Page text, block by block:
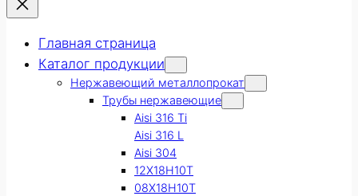
Главная страница
Каталог продукции
Нержавеющий металлопрокат
Трубы нержавеющие
Aisi 316 Ti
Aisi 316 L
Aisi 304
12Х18Н10Т
08Х18Н10Т